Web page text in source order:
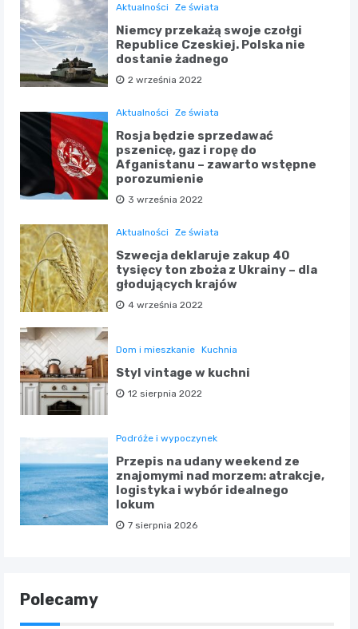
Aktualności Ze świata
Niemcy przekażą swoje czołgi
Republice Czeskiej. Polska nie
dostanie żadnego
2 września 2022
Aktualności Ze świata
Rosja będzie sprzedawać
pszenicę, gaz i ropę do
Afganistanu – zawarto wstępne
porozumienie
3 września 2022
Aktualności Ze świata
Szwecja deklaruje zakup 40
tysięcy ton zboża z Ukrainy – dla
głodujących krajów
4 września 2022
Dom i mieszkanie Kuchnia
Styl vintage w kuchni
12 sierpnia 2022
Podróże i wypoczynek
Przepis na udany weekend ze
znajomymi nad morzem: atrakcje,
logistyka i wybór idealnego
lokum
7 sierpnia 2026
Polecamy